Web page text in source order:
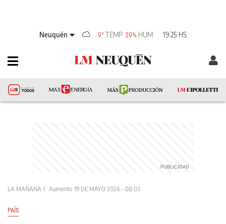
Neuquén 9°TEMP 39% HUM 19:25 HS
LA MAÑANA Aumento 19 DE MAYO 2026 - 08:03
PAÍS